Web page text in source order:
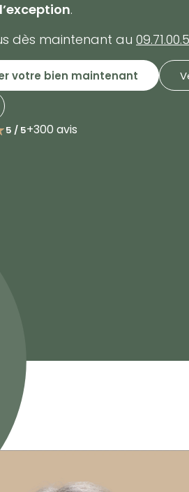
.
dès maintenant au
votre bien maintenant
5 / 5+300 avis